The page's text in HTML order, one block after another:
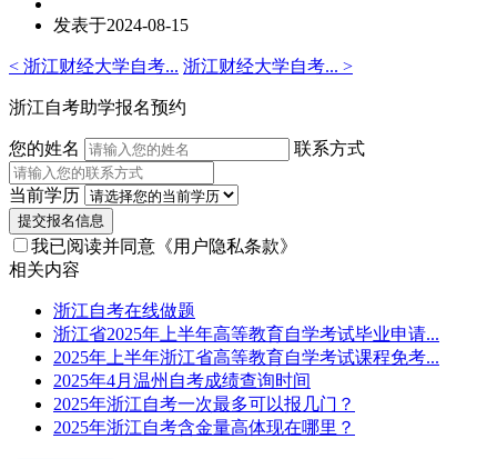
发表于2024-08-15
< 浙江财经大学自考... 浙江财经大学自考... >
浙江自考助学报名预约
您的姓名 联系方式
当前学历
提交报名信息
我已阅读并同意 《用户隐私条款》
相关内容
浙江自考在线做题
浙江省2025年上半年高等教育自学考试毕业申请...
2025年上半年浙江省高等教育自学考试课程免考...
2025年4月温州自考成绩查询时间
2025年浙江自考一次最多可以报几门？
2025年浙江自考含金量高体现在哪里？